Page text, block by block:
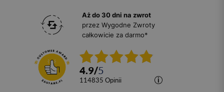
Aż do 30 dni na zwrot
przez Wygodne Zwroty
całkowicie za darmo*
4.9/5
114835 opinii